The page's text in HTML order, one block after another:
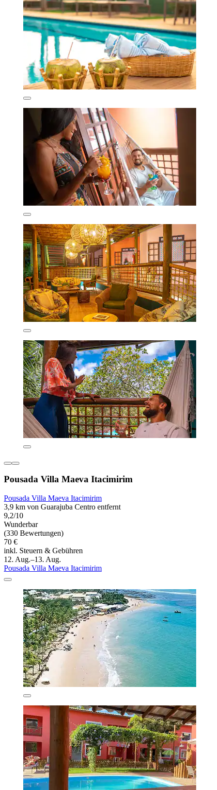
Pousada Villa Maeva Itacimirim
Pousada Villa Maeva Itacimirim
3,9 km von Guarajuba Centro entfernt
9,2/10
Wunderbar
(330 Bewertungen)
70 €
inkl. Steuern & Gebühren
12. Aug.–13. Aug.
Pousada Villa Maeva Itacimirim